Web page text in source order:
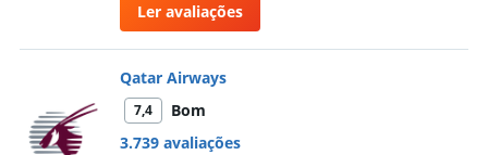
Ler avaliações
Qatar Airways
7,4
Bom
3.739 avaliações